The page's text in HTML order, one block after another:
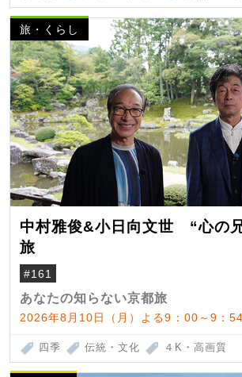
旅・くらし
中村雅俊&小日向文世 “心の
旅
#161
あなたの知らない京都旅
2026年8月10日（月）よる9：00～9：54
四季 伝統・文化 ４K・高画質